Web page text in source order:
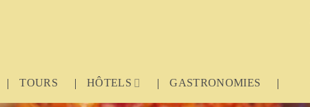
TOURS HÔTELS GASTRONOMIES